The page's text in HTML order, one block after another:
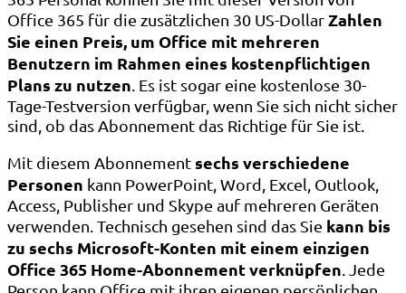
Office 365 für die zusätzlichen 30 US-DollarZahlen
Sie einen Preis, um Office mit mehreren
Benutzern im Rahmen eines kostenpflichtigen
Plans zu nutzen . Es ist sogar eine kostenlose 30-
Tage-Testversion verfügbar, wenn Sie sich nicht sicher
sind, ob das Abonnement das Richtige für Sie ist.
Mit diesem Abonnement sechs verschiedene
Personen kann PowerPoint, Word, Excel, Outlook,
Access, Publisher und Skype auf mehreren Geräten
verwenden. Technisch gesehen sind das Sie kann bis
zu sechs Microsoft-Konten mit einem einzigen
Office 365 Home-Abonnement verknüpfen . Jede